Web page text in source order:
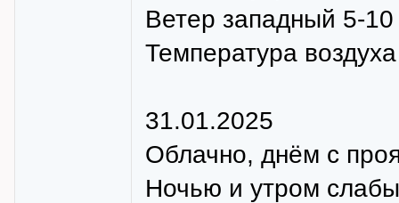
Ветер западный 5-
Температура
31.01.2025
Облачно, днём с
Ночью и утром